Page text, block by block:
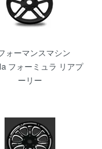
ォーマンスマシン
フォーミュラ リアプ
ーリー